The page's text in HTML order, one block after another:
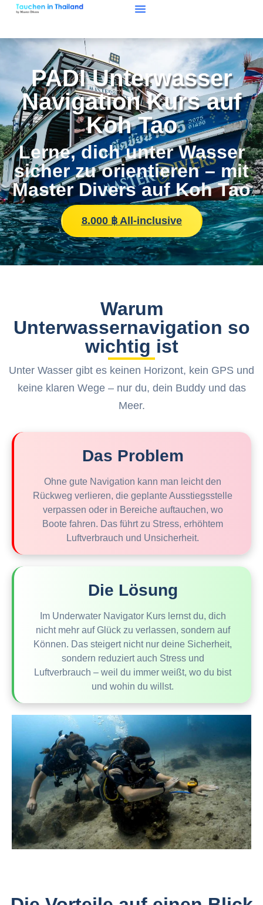
PADI Unterwasser
Navigation Kurs auf
Koh Tao
Lerne, dich unter Wasser
sicher zu orientieren – mit
Master Divers auf Koh Tao
8.000 ฿ All-inclusive
Warum
Unterwassernavigation so
wichtig ist
Unter Wasser gibt es keinen Horizont, kein GPS und
keine klaren Wege – nur du, dein Buddy und das
Meer.
Das Problem
Ohne gute Navigation kann man leicht den
Rückweg verlieren, die geplante Ausstiegsstelle
verpassen oder in Bereiche auftauchen, wo
Boote fahren. Das führt zu Stress, erhöhtem
Luftverbrauch und Unsicherheit.
Die Lösung
Im Underwater Navigator Kurs lernst du, dich
nicht mehr auf Glück zu verlassen, sondern auf
Können. Das steigert nicht nur deine Sicherheit,
sondern reduziert auch Stress und
Luftverbrauch – weil du immer weißt, wo du bist
und wohin du willst.